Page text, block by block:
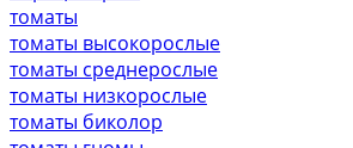
томаты
томаты высокорослые
томаты среднерослые
томаты низкорослые
томаты биколор